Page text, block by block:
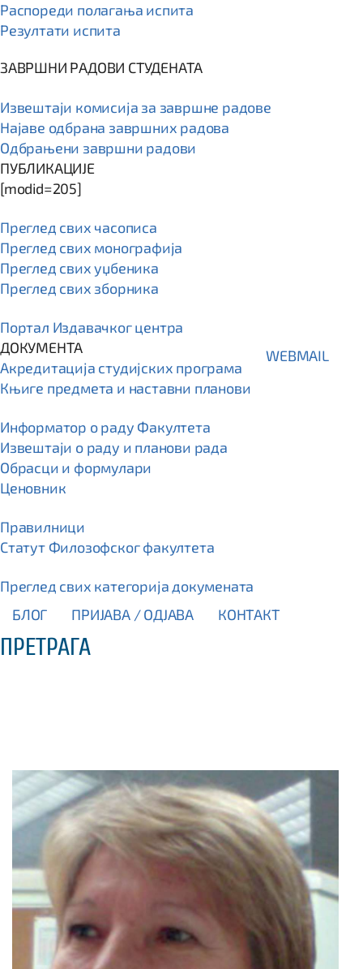
Распореди полагања испита
Резултати испита
ЗАВРШНИ РАДОВИ СТУДЕНАТА
Извештаји комисија за завршне радове
Најаве одбрана завршних радова
Одбрањени завршни радови
ПУБЛИКАЦИЈЕ
[modid=205]
Преглед свих часописа
Преглед свих монографија
Преглед свих уџбеника
Преглед свих зборника
Портал Издавачког центра
ДОКУМЕНТА
Акредитација студијских програма
Књиге предмета и наставни планови
Информатор о раду Факултета
Извештаји о раду и планови рада
Обрасци и формулари
Ценовник
Правилници
Статут Филозофског факултета
Преглед свих категорија докумената
WEBMAIL
БЛОГ ПРИЈАВА / OДЈАВА КОНТАКТ
ПРЕТРАГА